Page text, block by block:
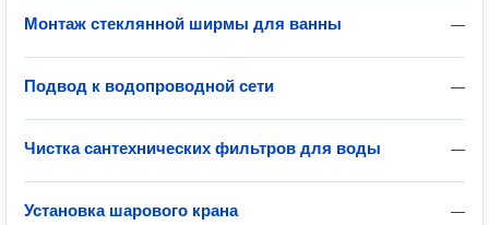
—
Монтаж стеклянной ширмы для ванны
—
Подвод к водопроводной сети
—
Чистка сантехнических фильтров для воды
—
Установка шарового крана